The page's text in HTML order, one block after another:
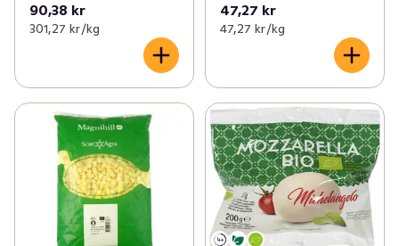
90,38 kr
301,27 kr /kg
47,27 kr
47,27 kr /kg